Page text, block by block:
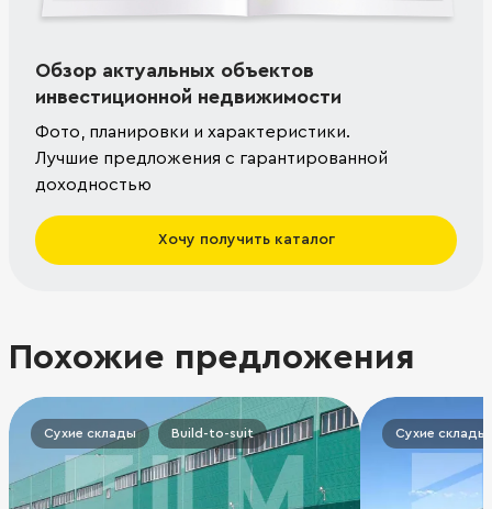
Обзор актуальных объектов
инвестиционной недвижимости
Фото, планировки и характеристики.
Лучшие предложения с гарантированной
доходностью
Хочу получить каталог
Похожие предложения
Сухие склады Build-to-suit Сухие склады